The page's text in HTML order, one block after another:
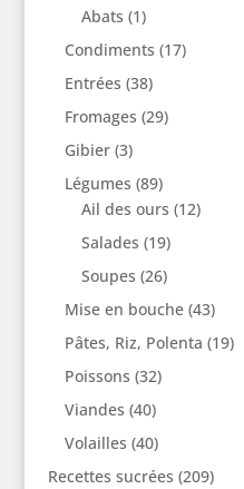
Abats (1)
Condiments (17)
Entrées (38)
Fromages (29)
Gibier(3)
Légumes (89)
Ail des ours (12)
Salades (19)
Soupes (26)
Mise en bouche(43)
Pâtes, Riz, Polenta (19)
Poissons (32)
Viandes (40)
Volailles (40)
Recettes sucrées (209)